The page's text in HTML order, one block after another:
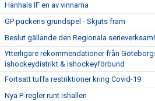
Hanhals IF en av vinnarna
GP puckens grundspel - Skjuts fram
Beslut gällande den Regionala
Ytterligare rekommendationer från
ishockeydistrikt & ishockeyförbund
Fortsatt tuffa restriktioner kring Covid-19
Nya P-regler runt ishallen